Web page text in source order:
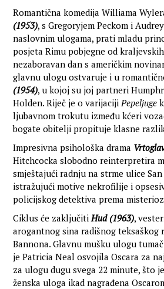
Romantična komedija Williama
(1953), s Gregoryjem Peckom i
naslovnim ulogama, prati mladu
posjeta Rimu pobjegne od
nezaboravan dan s američkim
glavnu ulogu ostvaruje i u
(1954), u kojoj su joj partneri
Holden. Riječ je o varijaciji Pepeljuge
ljubavnom trokutu između kćeri
bogate obitelji propituje klasne
Impresivna psihološka drama
Hitchcocka slobodno reinterpretira
smještajući radnju na strme ulice
istražujući motive nekrofilije i
policijskog detektiva prema
Ciklus će zaključitiHud (1963),
arogantnog sina radišnog teksaškog
Bannona. Glavnu mušku ulogu
je Patricia Neal osvojila Oscara za
za ulogu dugu svega 22 minute, što
ženska uloga ikad nagrađena